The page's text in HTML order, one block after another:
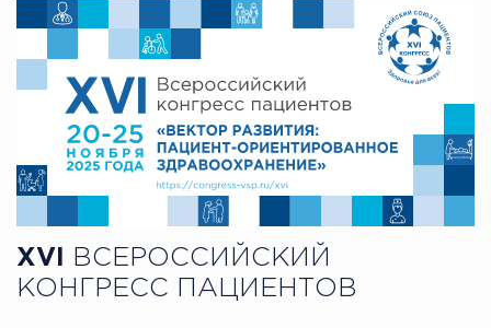
XVI
ВСЕРОССИЙСКИЙ
КОНГРЕСС ПАЦИЕНТОВ